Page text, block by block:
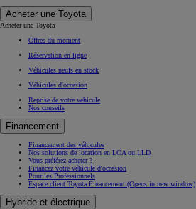
Acheter une Toyota
Acheter une Toyota
Offres du moment
Réservation en ligne
Véhicules neufs en stock
Véhicules d'occasion
Reprise de votre véhicule
Nos conseils
Financement
Financement des véhicules
Nos solutions de location en LOA ou LLD
Vous préférez acheter ?
Financez votre véhicule d'occasion
Pour les Professionnels
Espace client Toyota Financement (Opens in new window)
Hybride et électrique